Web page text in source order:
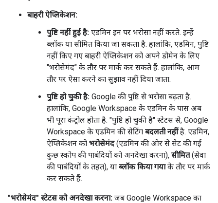
बाहरी ऐप्लिकेशन:
पुष्टि नहीं हुई है: एडमिन इन पर भरोसा नहीं करते. इन्हें
ब्लॉक या सीमित किया जा सकता है. हालांकि, एडमिन, पुष्टि
नहीं किए गए बाहरी ऐप्लिकेशन को अपने डोमेन के लिए
"भरोसेमंद" के तौर पर मार्क कर सकते हैं. हालांकि, आम
तौर पर ऐसा करने का सुझाव नहीं दिया जाता.
पुष्टि हो चुकी है: Google की पुष्टि से भरोसा बढ़ता है.
हालांकि, Google Workspace के एडमिन के पास अब
भी पूरा कंट्रोल होता है. "पुष्टि हो चुकी है" स्टेटस से, Google
Workspace के एडमिन की सेटिंग बदलती नहींहै. एडमिन,
ऐप्लिकेशन को भरोसेमंद(एडमिन की ओर से सेट की गई
कुछ स्कोप की पाबंदियों को अनदेखा करना), सीमित(सेवा
की पाबंदियों के तहत), या ब्लॉक किया गयाके तौर पर मार्क
कर सकते हैं.
"भरोसेमंद" स्टेटस को अनदेखा करना: जब Google Workspace का